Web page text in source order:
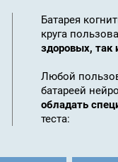
Батарея
круга
здоровых, так
Любой
батареей
обладать
теста: